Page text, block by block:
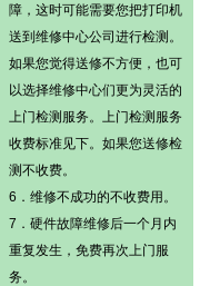
障，这时可能需要您把打印机
送到维修中心公司进行检测。
如果您觉得送修不方便，也可
以选择维修中心们更为灵活的
上门检测 服务。 上门检测 服务
收费标准见下。如果您送修检
测不收费。
6．维修不成功的不收费用。
7．硬件故障维修后一个月内
重复发生，免费再次上门服
务。